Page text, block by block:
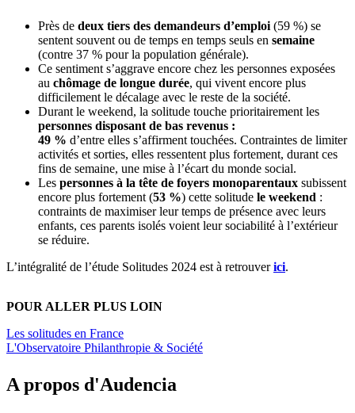
Près de deux tiers des demandeurs d’emploi (59 %) se
sentent souvent ou de temps en temps seuls en semaine
(contre 37 % pour la population générale).
Ce sentiment s’aggrave encore chez les personnes exposées
au chômage de longue durée, qui vivent encore plus
difficilement le décalage avec le reste de la société.
Durant le weekend, la solitude touche prioritairement les
personnes disposant de bas revenus :
49 % d’entre elles s’affirment touchées. Contraintes de limiter
activités et sorties, elles ressentent plus fortement, durant ces
fins de semaine, une mise à l’écart du monde social.
Les personnes à la tête de foyers monoparentaux subissent
encore plus fortement (53 %) cette solitude le weekend :
contraints de maximiser leur temps de présence avec leurs
enfants, ces parents isolés voient leur sociabilité à l’extérieur
se réduire.
L’intégralité de l’étude Solitudes 2024 est à retrouverici.
POUR ALLER PLUS LOIN
Les solitudes en France
L'Observatoire Philanthropie & Société
A propos d'Audencia